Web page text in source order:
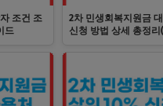
드
2차 민생회복지원금
신청 방법 상세 총정